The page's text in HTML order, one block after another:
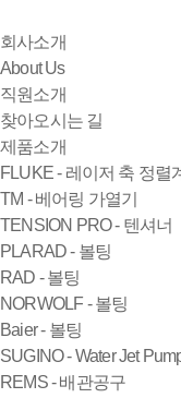
회사소개
About Us
직원소개
찾아오시는 길
제품소개
FLUKE - 레이저 축 정렬
TM - 베어링 가열기
TENSION PRO - 텐셔너
PLARAD - 볼팅
RAD - 볼팅
NORWOLF - 볼팅
Baier - 볼팅
SUGINO - Water Jet
REMS - 배관공구